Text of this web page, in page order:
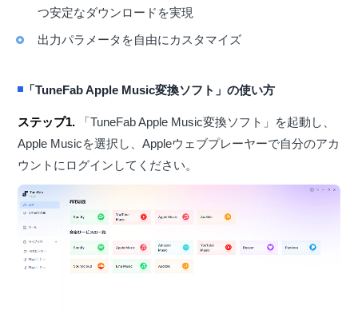
つ安定なダウンロードを実現
出力パラメータを自由にカスタマイズ
「TuneFab Apple Music変換ソフト」の使い方
ステップ1. 「TuneFab Apple Music変換ソフト」を起動し、
Apple Musicを選択し、Appleウェブプレーヤーで自分のアカ
ウントにログインしてください。